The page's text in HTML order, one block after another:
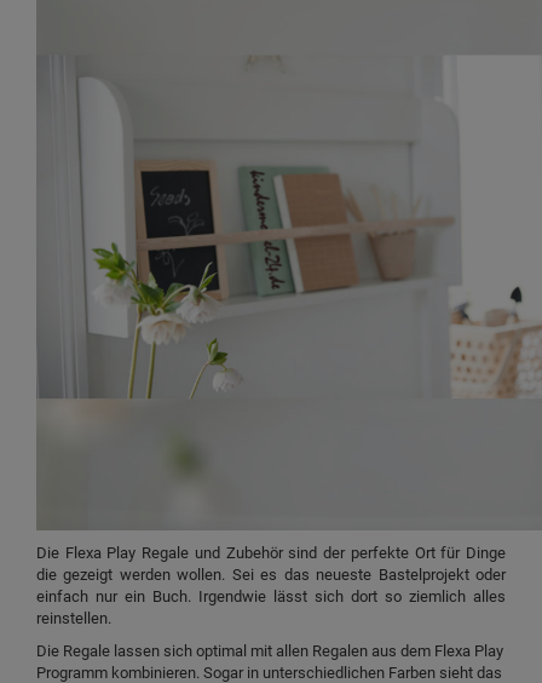
Die Flexa Play Regale und Zubehör sind der perfekte Ort für Dinge
die gezeigt werden wollen. Sei es das neueste Bastelprojekt oder
einfach nur ein Buch. Irgendwie lässt sich dort so ziemlich alles
reinstellen.
Die Regale lassen sich optimal mit allen Regalen aus dem Flexa Play
Programm kombinieren. Sogar in unterschiedlichen Farben sieht das